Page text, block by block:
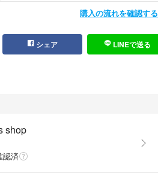
購入の流れを確認する
シェア LINEで送る
shop
認済